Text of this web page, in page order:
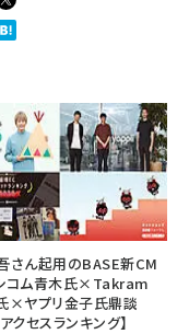
さん起用のBASE新CM
コム青木氏×Takram
×ヤプリ金子氏鼎談
クセスランキング】